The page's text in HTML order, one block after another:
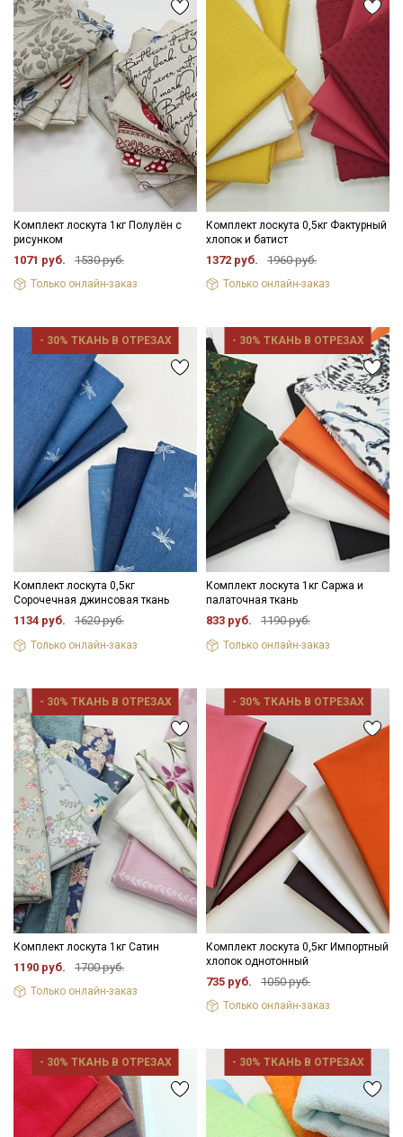
Комплект лоскута 1кг Полулён с
рисунком
1071 руб. 1530 руб.
Только онлайн-заказ
Комплект лоскута 0,5кг Фактурный
хлопок и батист
1372 руб. 1960 руб.
Только онлайн-заказ
- 30% ТКАНЬ В ОТРЕЗАХ
Комплект лоскута 0,5кг
Сорочечная джинсовая ткань
1134 руб. 1620 руб.
Только онлайн-заказ
- 30% ТКАНЬ В ОТРЕЗАХ
Комплект лоскута 1кг Саржа и
палаточная ткань
833 руб. 1190 руб.
Только онлайн-заказ
- 30% ТКАНЬ В ОТРЕЗАХ
Комплект лоскута 1кг Сатин
1190 руб. 1700 руб.
Только онлайн-заказ
- 30% ТКАНЬ В ОТРЕЗАХ
Комплект лоскута 0,5кг Импортный
хлопок однотонный
735 руб. 1050 руб.
Только онлайн-заказ
- 30% ТКАНЬ В ОТРЕЗАХ - 30% ТКАНЬ В ОТРЕЗАХ